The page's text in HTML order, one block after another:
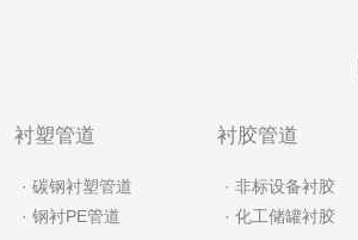
衬塑管道
· 碳钢衬塑管道
· 钢衬PE管道
衬胶管道
· 非标设备衬胶
· 化工储罐衬胶